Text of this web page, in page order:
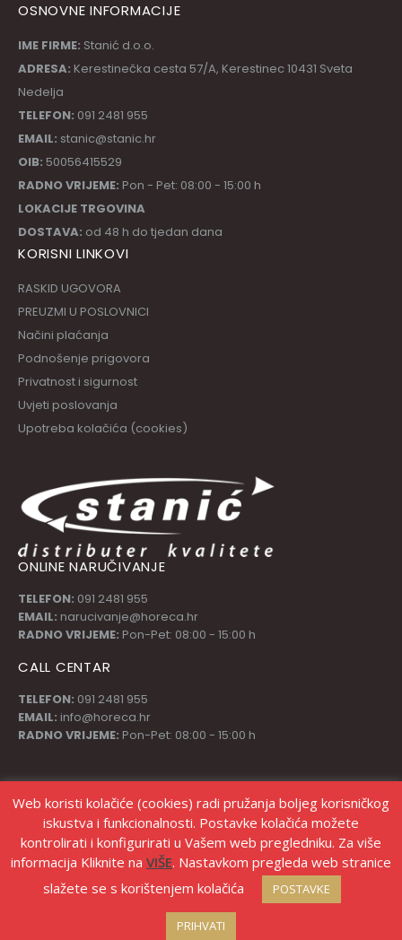
OSNOVNE INFORMACIJE
IME FIRME: Stanić d.o.o.
ADRESA: Kerestinečka cesta 57/A, Kerestinec 10431 Sveta
Nedelja
TELEFON: 091 2481 955
EMAIL: stanic@stanic.hr
OIB: 50056415529
RADNO VRIJEME: Pon - Pet: 08:00 - 15:00 h
LOKACIJE TRGOVINA
DOSTAVA: od 48 h do tjedan dana
KORISNI LINKOVI
RASKID UGOVORA
PREUZMI U POSLOVNICI
Načini plaćanja
Podnošenje prigovora
Privatnost i sigurnost
Uvjeti poslovanja
Upotreba kolačića (cookies)
ONLINE NARUČIVANJE
TELEFON: 091 2481 955
EMAIL: narucivanje@horeca.hr
RADNO VRIJEME: Pon-Pet: 08:00 - 15:00 h
CALL CENTAR
TELEFON: 091 2481 955
EMAIL: info@horeca.hr
RADNO VRIJEME: Pon-Pet: 08:00 - 15:00 h
Izrada web shopa Marketing strategije
Web koristi kolačiće (cookies) radi pružanja boljeg korisničkog
iskustva i funkcionalnosti. Postavke kolačića možete
kontrolirati i konfigurirati u Vašem web pregledniku. Za više
informacija Kliknite na VIŠE. Nastavkom pregleda web stranice
slažete se s korištenjem kolačića
POSTAVKE
PRIHVATI